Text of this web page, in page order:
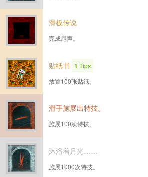
滑板传说
完成尾声。
贴纸书 1 Tips
放置100张贴纸。
滑手施展出特技。
施展100次特技。
沐浴着月光……
施展1000次特技。